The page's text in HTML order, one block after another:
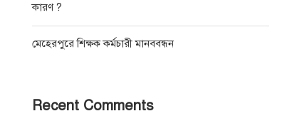
কারণ ?
মেহেরপুরে শিক্ষক কর্মচারী মানববন্ধন
Recent Comments